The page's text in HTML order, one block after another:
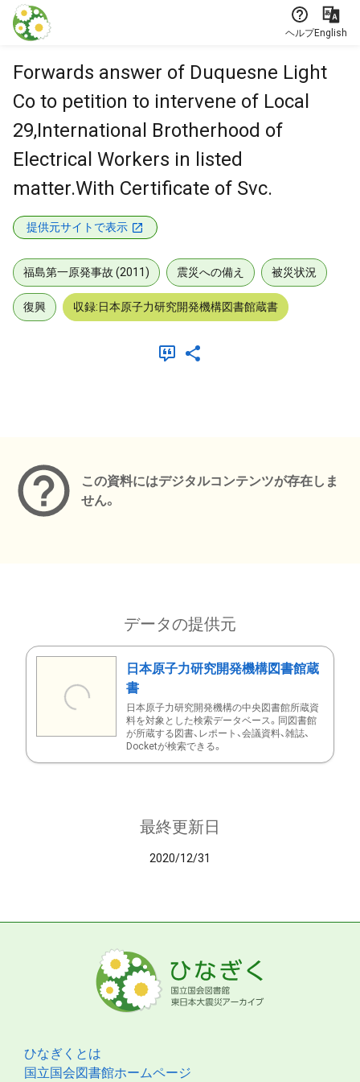
本文に飛ぶ
ヘルプEnglish
Forwards answer of Duquesne Light
Co to petition to intervene of Local
29,International Brotherhood of
Electrical Workers in listed
matter.With Certificate of Svc.
提供元サイトで表示
福島第一原発事故 (2011) 震災への備え 被災状況
復興 収録:日本原子力研究開発機構図書館蔵書
この資料にはデジタルコンテンツが存在しま
せん。
データの提供元
日本原子力研究開発機構図書館蔵
書
日本原子力研究開発機構の中央図書館所蔵資
料を対象とした検索データベース。同図書館
が所蔵する図書、レポート、会議資料、雑誌、
Docketが検索できる。
最終更新日
2020/12/31
ひなぎくとは
国立国会図書館ホームページ